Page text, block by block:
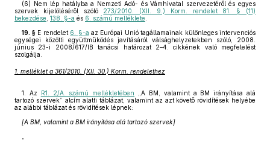
(6) Nem lép hatályba a Nemzeti Adó- és Vámhivatal szervezetéről és egyes
szervek kijelöléséről szóló 273/2010. (XII. 9.) Korm. rendelet 81. § (11)
bekezdése 138. §-a és 6. számú melléklete
19. § E rendelet 6. §-a az Európai Unió tagállamainak különleges intervenciós
egységei közötti együttműködés javításáról válsághelyzetekben szóló, 2008.
június 23-i 2008/617/IB tanácsi határozat 2–4. cikkének való megfelelést
szolgálja.
1. melléklet a 361/2010. (XII. 30.) Korm. rendelethez
1. Az R1. 2/A. számú mellékletében „A BM, valamint a BM irányítása alá
tartozó szervek” alcím alatti táblázat, valamint az azt követő rövidítések helyébe
az alábbi táblázat és rövidítések lépnek:
[A BM, valamint a BM irányítása alá tartozó szervek]